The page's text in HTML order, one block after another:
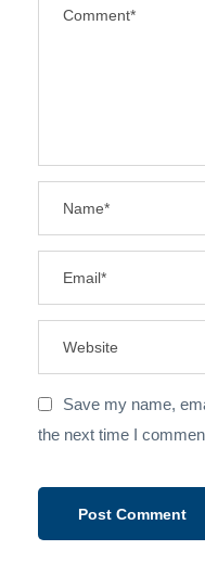
Save my name,
the next time I